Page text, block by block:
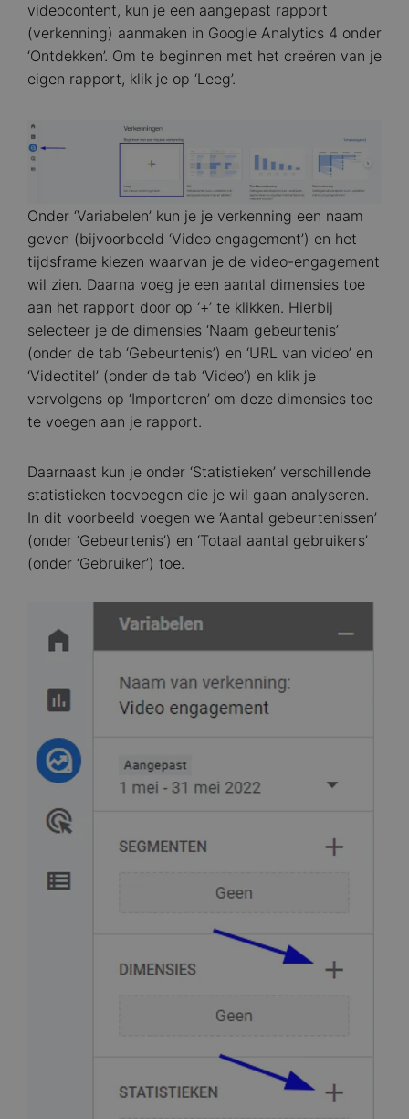
videocontent, kun je een aangepast rapport
(verkenning) aanmaken in Google Analytics 4 onder
‘Ontdekken’. Om te beginnen met het creëren van je
eigen rapport, klik je op ‘Leeg’.
Image
Onder ‘Variabelen’ kun je je verkenning een naam
geven (bijvoorbeeld ‘Video engagement’) en het
tijdsframe kiezen waarvan je de video-engagement
wil zien. Daarna voeg je een aantal dimensies toe
aan het rapport door op ‘+’ te klikken. Hierbij
selecteer je de dimensies ‘Naam gebeurtenis’
(onder de tab ‘Gebeurtenis’) en ‘URL van video’ en
‘Videotitel’ (onder de tab ‘Video’) en klik je
vervolgens op ‘Importeren’ om deze dimensies toe
te voegen aan je rapport.
Daarnaast kun je onder ‘Statistieken’ verschillende
statistieken toevoegen die je wil gaan analyseren.
In dit voorbeeld voegen we ‘Aantal gebeurtenissen’
(onder ‘Gebeurtenis’) en ‘Totaal aantal gebruikers’
(onder ‘Gebruiker’) toe.